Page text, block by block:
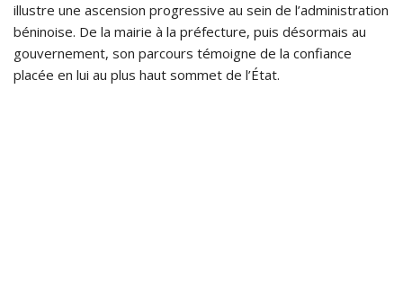
illustre une ascension progressive au sein de l’administration
béninoise. De la mairie à la préfecture, puis désormais au
gouvernement, son parcours témoigne de la confiance
placée en lui au plus haut sommet de l’État.